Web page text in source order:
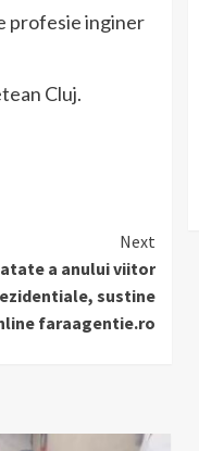
profesie inginer
Cluj.
Next
a anului viitor
sustine
faraagentie.ro